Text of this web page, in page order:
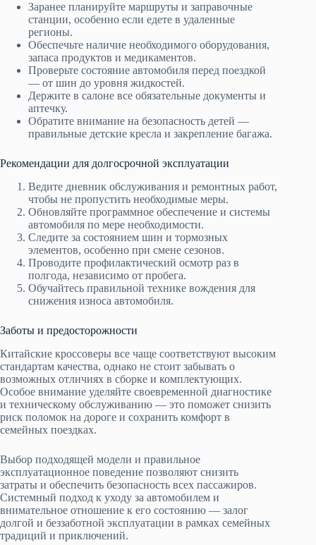
Заранее планируйте маршруты и заправочные
станции, особенно если едете в удаленные
регионы.
Обеспечьте наличие необходимого оборудования,
запаса продуктов и медикаментов.
Проверьте состояние автомобиля перед поездкой
— от шин до уровня жидкостей.
Держите в салоне все обязательные документы и
аптечку.
Обратите внимание на безопасность детей —
правильные детские кресла и закрепление багажа.
Рекомендации для долгосрочной эксплуатации
Ведите дневник обслуживания и ремонтных работ,
чтобы не пропустить необходимые меры.
Обновляйте программное обеспечение и системы
автомобиля по мере необходимости.
Следите за состоянием шин и тормозных
элементов, особенно при смене сезонов.
Проводите профилактический осмотр раз в
полгода, независимо от пробега.
Обучайтесь правильной технике вождения для
снижения износа автомобиля.
Заботы и предосторожности
Китайские кроссоверы все чаще соответствуют высоким
стандартам качества, однако не стоит забывать о
возможных отличиях в сборке и комплектующих.
Особое внимание уделяйте своевременной диагностике
и техническому обслуживанию — это поможет снизить
риск поломок на дороге и сохранить комфорт в
семейных поездках.
Выбор подходящей модели и правильное
эксплуатационное поведение позволяют снизить
затраты и обеспечить безопасность всех пассажиров.
Системный подход к уходу за автомобилем и
внимательное отношение к его состоянию — залог
долгой и беззаботной эксплуатации в рамках семейных
традиций и приключений.